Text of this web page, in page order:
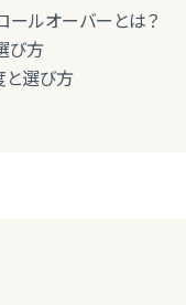
ールオーバーとは？
び方
と選び方